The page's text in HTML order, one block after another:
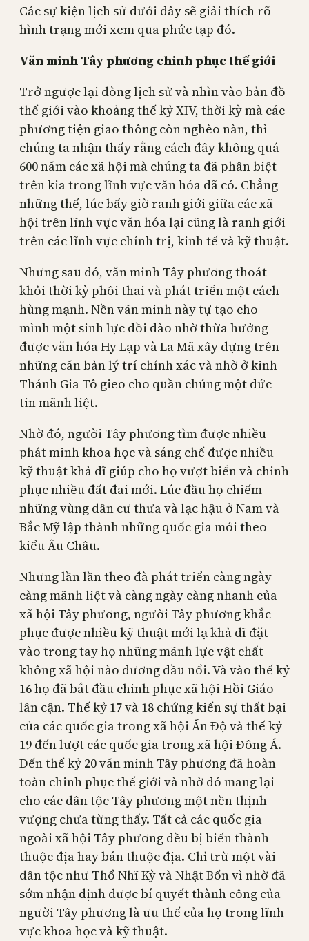
Các sự kiện lịch sử dưới đây sẽ giải thích rõ
hình trạng mới xem qua phức tạp đó.
Văn minh Tây phương chinh phục thế giới
Trở ngược lại dòng lịch sử và nhìn vào bản đồ
thế giới vào khoảng thế kỷ XIV, thời kỳ mà các
phương tiện giao thông còn nghèo nàn, thì
chúng ta nhận thấy rằng cách đây không quá
600 năm các xã hội mà chúng ta đã phân biệt
trên kia trong lĩnh vực văn hóa đã có. Chẳng
những thế, lúc bấy giờ ranh giới giữa các xã
hội trên lĩnh vực văn hóa lại cũng là ranh giới
trên các lĩnh vực chính trị, kinh tế và kỹ thuật.
Nhưng sau đó, văn minh Tây phương thoát
khỏi thời kỳ phôi thai và phát triển một cách
hùng mạnh. Nền vãn minh này tự tạo cho
mình một sinh lực dồi dào nhờ thừa hưởng
được văn hóa Hy Lạp và La Mã xây dựng trên
những căn bản lý trí chính xác và nhờ ở kinh
Thánh Gia Tô gieo cho quần chúng một đức
tin mãnh liệt.
Nhờ đó, người Tây phương tìm được nhiều
phát minh khoa học và sáng chế được nhiều
kỹ thuật khả dĩ giúp cho họ vượt biển và chinh
phục nhiều đất đai mới. Lúc đầu họ chiếm
những vùng dân cư thưa và lạc hậu ở Nam và
Bắc Mỹ lập thành những quốc gia mới theo
kiểu Âu Châu.
Nhưng lần lần theo đà phát triển càng ngày
càng mãnh liệt và càng ngày càng nhanh của
xã hội Tây phương, người Tây phương khắc
phục được nhiều kỹ thuật mới lạ khả dĩ đặt
vào trong tay họ những mãnh lực vật chất
không xã hội nào đương đầu nổi. Và vào thế kỷ
16 họ đã bắt đầu chinh phục xã hội Hồi Giáo
lân cận. Thế kỷ 17 và 18 chứng kiến sự thất bại
của các quốc gia trong xã hội Ấn Độ và thế kỷ
19 đến lượt các quốc gia trong xã hội Đông Á.
Đến thế kỷ 20 văn minh Tây phương đã hoàn
toàn chinh phục thế giới và nhờ đó mang lại
cho các dân tộc Tây phương một nền thịnh
vượng chưa từng thấy. Tất cả các quốc gia
ngoài xã hội Tây phương đều bị biến thành
thuộc địa hay bán thuộc địa. Chỉ trừ một vài
dân tộc như Thổ Nhĩ Kỳ và Nhật Bổn vì nhờ đã
sớm nhận định được bí quyết thành công của
người Tây phương là ưu thế của họ trong lĩnh
vực khoa học và kỹ thuật.